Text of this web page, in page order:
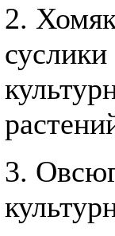
2.
суслики
3.